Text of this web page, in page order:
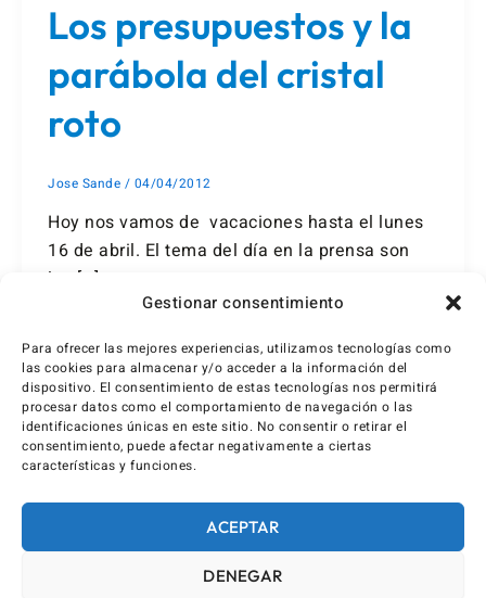
Gestionar consentimiento
Para ofrecer las mejores experiencias, utilizamos tecnologías como
las cookies para almacenar y/o acceder a la información del
dispositivo. El consentimiento de estas tecnologías nos permitirá
procesar datos como el comportamiento de navegación o las
identificaciones únicas en este sitio. No consentir o retirar el
consentimiento, puede afectar negativamente a ciertas
características y funciones.
ACEPTAR
DENEGAR
Los presupuestos y la
parábola del cristal
roto
Jose Sande / 04/04/2012
Hoy nos vamos de vacaciones hasta el lunes
16 de abril. El tema del día en la prensa son
los […]